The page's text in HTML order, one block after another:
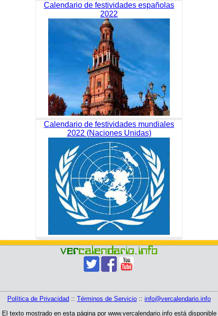
Calendario de festividades españolas
2022
Calendario de festividades mundiales
2022 (Naciones Unidas)
Política de Privacidad :: Términos de Servicio :: info@vercalendario.info
El texto mostrado en esta página por www.vercalendario.info está disponible